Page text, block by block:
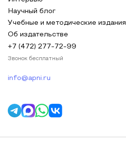
Научный блог
Учебные и методические издания
Об издательстве
+7 (472) 277-72-99
Звонок бесплатный
info@apni.ru